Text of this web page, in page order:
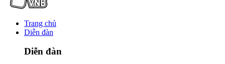
Trang chủ
Diễn đàn
Diễn đàn